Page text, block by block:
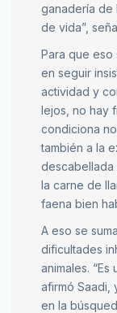
ganadería de
de vida”,
Para que
en seguir
actividad y
lejos, no hay
condiciona
también a la
descabellada
la carne de
faena bien
A eso se
dificultades
animales.
afirmó Saadi,
en la